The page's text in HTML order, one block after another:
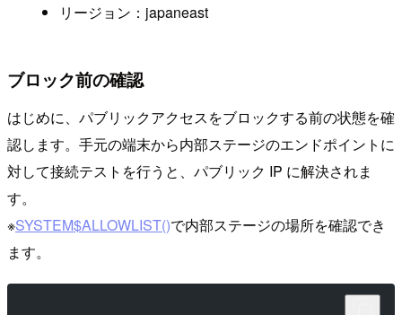
リージョン：japaneast
ブロック前の確認
はじめに、パブリックアクセスをブロックする前の状態を確
認します。手元の端末から内部ステージのエンドポイントに
対して接続テストを行うと、パブリック IP に解決されま
す。
※SYSTEM$ALLOWLIST()で内部ステージの場所を確認でき
ます。